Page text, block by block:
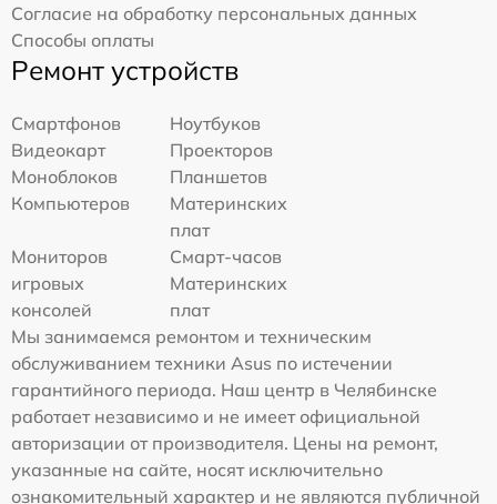
Согласие на обработку персональных данных
Способы оплаты
Ремонт устройств
Смартфонов
Ноутбуков
Видеокарт
Проекторов
Моноблоков
Планшетов
Компьютеров
Материнских
плат
Мониторов
Смарт-часов
игровых
консолей
Материнских
плат
Мы занимаемся ремонтом и техническим
обслуживанием техники Asus по истечении
гарантийного периода. Наш центр в Челябинске
работает независимо и не имеет официальной
авторизации от производителя. Цены на ремонт,
указанные на сайте, носят исключительно
ознакомительный характер и не являются публичной